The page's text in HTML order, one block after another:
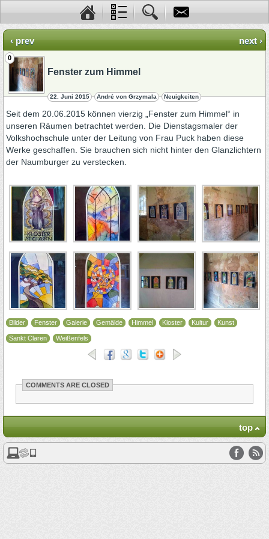
‹ prev next ›
0
Fenster zum Himmel
22. Juni 2015 André von Grzymala Neuigkeiten
Seit dem 20.06.2015 können vierzig „Fenster zum Himmel“ in
unseren Räumen betrachtet werden. Die Dienstagsmaler der
Volkshochschule unter der Leitung von Frau Puck haben diese
Werke geschaffen. Sie brauchen sich nicht hinter den Glanzlichtern
der Naumburger zu verstecken.
Bilder Fenster Galerie Gemälde Himmel Kloster Kultur Kunst
Sankt Claren Weißenfels
COMMENTS ARE CLOSED
top